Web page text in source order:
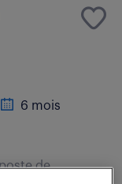
6 mois
de